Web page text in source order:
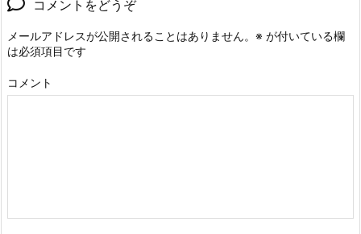
コメントをどうぞ
メールアドレスが公開されることはありません。 ※ が付いている欄
は必須項目です
コメント